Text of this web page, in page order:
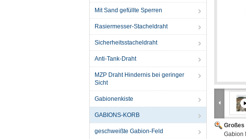
Mit Sand gefüllte Sperren
Rasiermesser-Stacheldraht
Sicherheitsstacheldraht
Anti-Tank-Draht
MZP Draht Hindernis bei geringer
Sicht
Gabionenkiste
GABIONS-KORB
geschweißte Gabion-Feld
Großes
Gabion